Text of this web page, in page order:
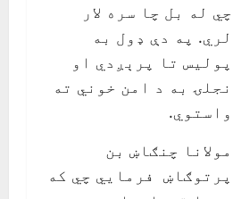
چي له بل چا سره لار
لري. په دې ډول به
پوليس تا پرېږدي او
نجلۍ به د امن خوني ته
واستوي.
مولانا چنګاښ بن
پرتوګاښ فرمايي چي که